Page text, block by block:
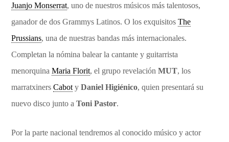
Juanjo Monserrat, uno de nuestros músicos más talentosos,
ganador de dos Grammys Latinos. O los exquisitosThe
Prussians, una de nuestras bandas más internacionales.
Completan la nómina balear la cantante y guitarrista
menorquinaMaria Florit, el grupo revelaciónMUT, los
marratxinersCabot yDaniel Higiénico, quien presentará su
nuevo disco junto aToni Pastor.
Por la parte nacional tendremos al conocido músico y actor